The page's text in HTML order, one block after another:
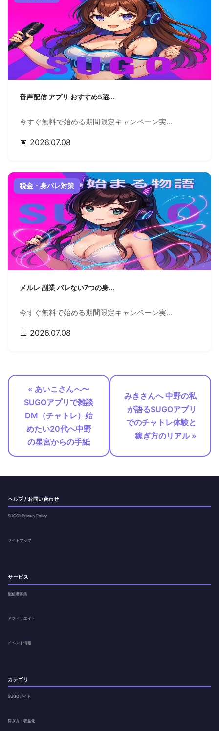
音声配信 アプリ おすすめ5選...
今すぐ無料で始める期間限定キャンペーン実...
📅 2026.07.08
税金・身バレ対策
メルレ 副業 バレない7つの身...
今すぐ無料で始める期間限定キャンペーン実...
📅 2026.07.08
« あいこさんへ〜
SUGOアプリで雑談
DM（チャトレ）始
めたい20代へ中野
の星宮からの手紙
みきさんへ 中野の私
が語るSUGOアプリ
でのチャトレ体験と
稼ぎ方のリアル »
ヘルプ / お問い合わせ
SUGO’s Privacy Policy
サイトマップ
サービス
配信者募集
アフィリエイト
イベント情報
カテゴリ
SUGOガイド
稼ぎ方・収益化